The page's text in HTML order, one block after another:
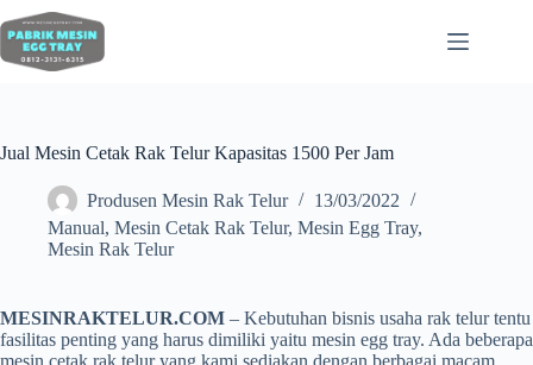
Jual Mesin Cetak Rak Telur Kapasitas 1500 Per Jam
Produsen Mesin Rak Telur
13/03/2022
Manual, Mesin Cetak Rak Telur, Mesin Egg Tray,
Mesin Rak Telur
MESINRAKTELUR.COM – Kebutuhan bisnis usaha rak telur tentu
fasilitas penting yang harus dimiliki yaitu mesin egg tray. Ada beberapa
mesin cetak rak telur yang kami sediakan dengan berbagai macam